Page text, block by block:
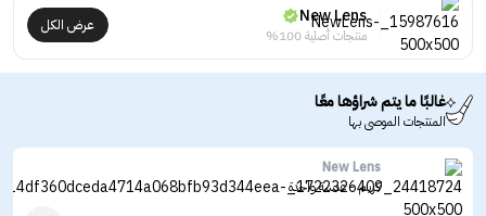
New Lens
منتجات أصلية 100%
عرض الكل
غالبًا ما يتم شراؤها معًا
المنتجات الموصى بها
New Lens
كريم - عدسة واحدة